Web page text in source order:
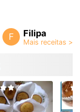
F Filipa